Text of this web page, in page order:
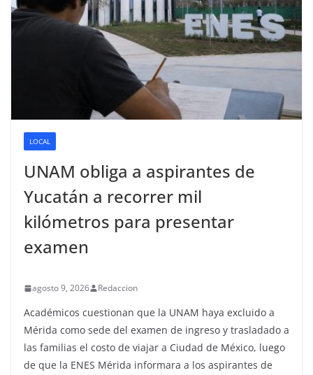
LOCAL
UNAM obliga a aspirantes de
Yucatán a recorrer mil
kilómetros para presentar
examen
agosto 9, 2026 Redaccion
Académicos cuestionan que la UNAM haya excluido a
Mérida como sede del examen de ingreso y trasladado a
las familias el costo de viajar a Ciudad de México, luego
de que la ENES Mérida informara a los aspirantes de